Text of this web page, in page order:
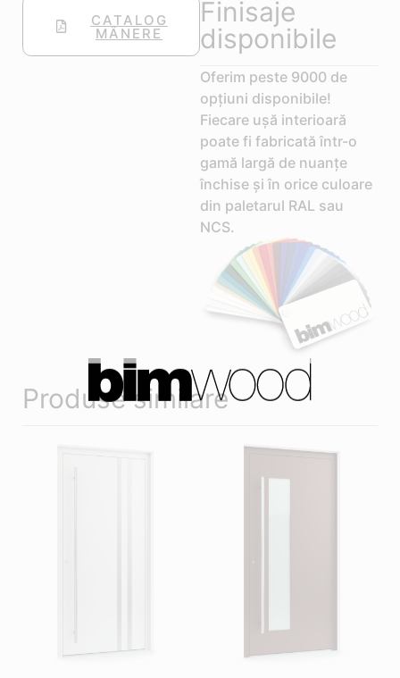
CATALOG
MÂNERE
Finisaje
disponibile
Oferim peste 9000 de
opțiuni disponibile!
Fiecare ușă interioară
poate fi fabricată într-o
gamă largă de nuanțe
închise și în orice culoare
din paletarul RAL sau
NCS.
Produse similare